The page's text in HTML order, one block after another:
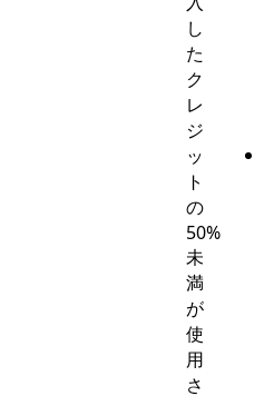
し
た
ク
レ
ジ
ッ
ト
の
50%
未
満
が
使
用
さ